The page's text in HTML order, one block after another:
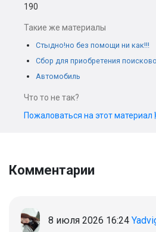
190
Такие же материалы
Стыдно!но без помощи ни как!!!
Сбор для приобретения
Автомобиль
Что то не так?
Пожаловаться на этот материал
Комментарии
8 июля 2026 16:24